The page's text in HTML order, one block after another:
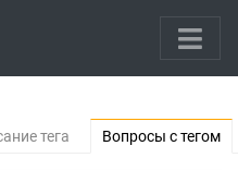
тега Вопросы с тегом